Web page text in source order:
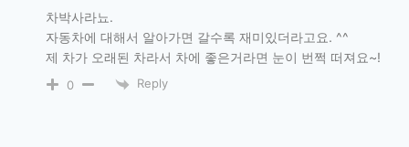
차박사라뇨.
자동차에 대해서 알아가면 갈수록 재미있더라고요. ^^
제 차가 오래된 차라서 차에 좋은거라면 눈이 번쩍 떠져요~!
0 Reply